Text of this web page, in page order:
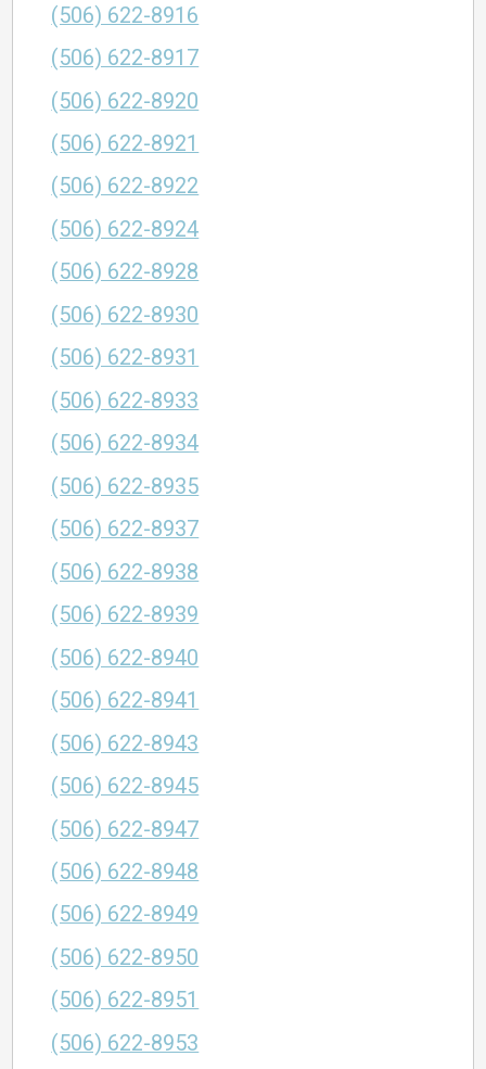
(506) 622-8916
(506) 622-8917
(506) 622-8920
(506) 622-8921
(506) 622-8922
(506) 622-8924
(506) 622-8928
(506) 622-8930
(506) 622-8931
(506) 622-8933
(506) 622-8934
(506) 622-8935
(506) 622-8937
(506) 622-8938
(506) 622-8939
(506) 622-8940
(506) 622-8941
(506) 622-8943
(506) 622-8945
(506) 622-8947
(506) 622-8948
(506) 622-8949
(506) 622-8950
(506) 622-8951
(506) 622-8953